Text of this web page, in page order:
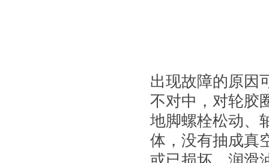
出现故障的原因
不对中，对轮胶
地脚螺栓松动、
体，没有抽成真